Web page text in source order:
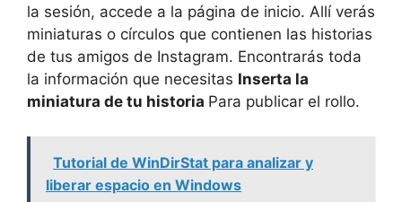
la sesión, accede a la página de inicio. Allí verás
miniaturas o círculos que contienen las historias
de tus amigos de Instagram. Encontrarás toda
la información que necesitas Inserta la
miniatura de tu historia Para publicar el rollo.
Tutorial de WinDirStat para analizar y
liberar espacio en Windows